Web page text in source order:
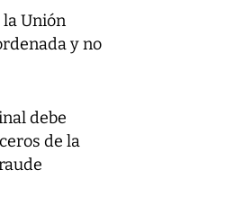
Unión
y no
debe
de la